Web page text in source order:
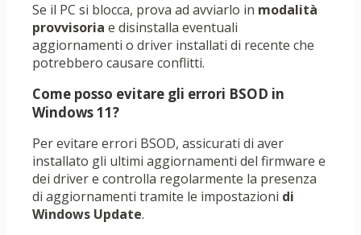
Se il PC si blocca, prova ad avviarlo in modalità
provvisoria e disinstalla eventuali
aggiornamenti o driver installati di recente che
potrebbero causare conflitti.
Come posso evitare gli errori BSOD in
Windows 11?
Per evitare errori BSOD, assicurati di aver
installato gli ultimi aggiornamenti del firmware e
dei driver e controlla regolarmente la presenza
di aggiornamenti tramite le impostazioni di
Windows Update.